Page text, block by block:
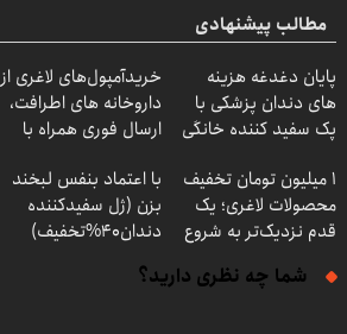
مطالب پیشنهادی
پایان دغدغه هزینه
های دندان پزشکی با
پک سفید کننده خانگی
خریدآمپول‌های لاغری از
داروخانه های اطرافت،
ارسال فوری همراه با
۱ میلیون تومان تخفیف
محصولات لاغری؛ یک
قدم نزدیک‌تر به شروع
با اعتماد بنفس لبخند
بزن (ژل سفیدکننده
دندان40%تخفیف)
شما چه نظری دارید؟